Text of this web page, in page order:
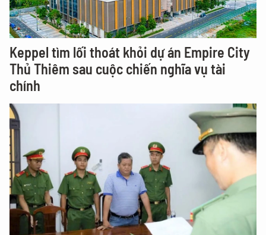
Keppel tìm lối thoát khỏi dự án Empire City
Thủ Thiêm sau cuộc chiến nghĩa vụ tài
chính